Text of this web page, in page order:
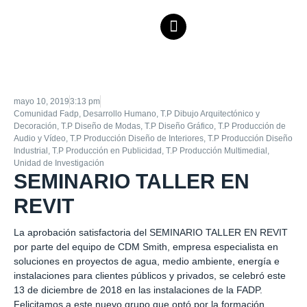
mayo 10, 20193:13 pm
Comunidad Fadp, Desarrollo Humano, T.P Dibujo Arquitectónico y
Decoración, T.P Diseño de Modas, T.P Diseño Gráfico, T.P Producción de
Audio y Vídeo, T.P Producción Diseño de Interiores, T.P Producción Diseño
Industrial , T.P Producción en Publicidad , T.P Producción Multimedial ,
Unidad de Investigación
SEMINARIO TALLER EN
REVIT
La aprobación satisfactoria del SEMINARIO TALLER EN REVIT
por parte del equipo de CDM Smith, empresa especialista en
soluciones en proyectos de agua, medio ambiente, energía e
instalaciones para clientes públicos y privados, se celebró este
13 de diciembre de 2018 en las instalaciones de la FADP.
Felicitamos a este nuevo grupo que optó por la formación